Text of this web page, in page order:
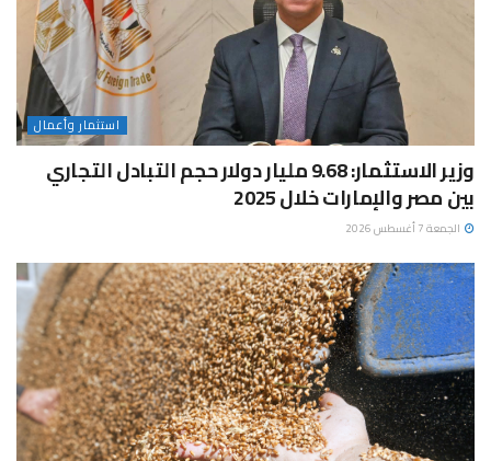
استثمار وأعمال
وزير الاستثمار: 9.68 مليار دولار حجم التبادل التجاري
بين مصر والإمارات خلال 2025
الجمعة 7 أغسطس 2026